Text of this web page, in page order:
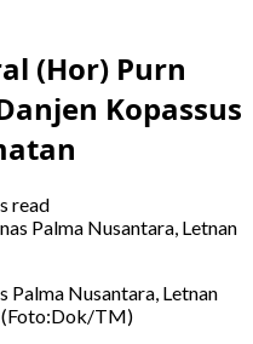
(Hor) Purn
Kopassus
read
Nusantara, Letnan
(Foto:Dok/TM)